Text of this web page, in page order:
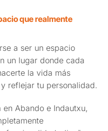
que realmente
a ser un espacio
un lugar donde cada
la vida más
reflejar tu personalidad.
Abando e Indautxu,